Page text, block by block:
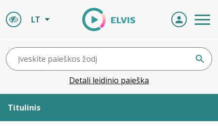
LT
Detali leidinio paieška
Titulinis